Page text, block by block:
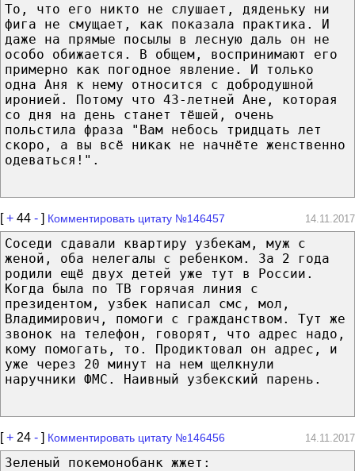
То, что его никто не слушает, дяденьку ни
фига не смущает, как показала практика. И
даже на прямые посылы в лесную даль он не
особо обижается. В общем, воспринимают его
примерно как погодное явление. И только
одна Аня к нему относится с добродушной
иронией. Потому что 43-летней Ане, которая
со дня на день станет тёшей, очень
польстила фраза "Вам небось тридцать лет
скоро, а вы всё никак не начнёте женственно
одеваться!".
[+ 44 - ] Комментировать цитату №146457 14.11.2017
Соседи сдавали квартиру узбекам, муж с
женой, оба нелегалы с ребенком. За 2 года
родили ещё двух детей уже тут в России.
Когда была по ТВ горячая линия с
президентом, узбек написал смс, мол,
Владимирович, помоги с гражданством. Тут же
звонок на телефон, говорят, что адрес надо,
кому помогать, то. Продиктовал он адрес, и
уже через 20 минут на нем щелкнули
наручники ФМС. Наивный узбекский парень.
[+ 24 - ] Комментировать цитату №146456 14.11.2017
Зеленый покемонобанк жжет: